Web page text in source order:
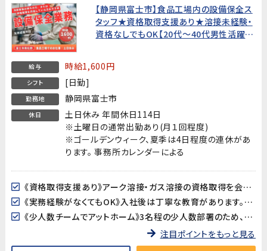
【静岡県富士市】食品工場内の設備保全ス
タッフ★資格取得支援あり★溶接未経験・
資格なしでもOK【20代～40代男性活躍
給与 時給1,600円
シフト [日勤]
勤務地 静岡県富士市
休日
土日休み 年間休日114日
※土曜日の通常出勤あり(月１回程度)
※ゴールデンウィーク、夏季は4日程度の連休があ
ります。 事務所カレンダーによる
《資格取得支援あり》アーク溶接・ガス溶接の資格取得を会社がバックアップ！資格は持っていないけど取りたい方、大歓迎です。40歳以上の方は溶接資格が必須となります。
《実務経験がなくてもOK》入社後は丁寧な教育があります。資格は持っているが実務経験がない方も安心してスタートできます。
《少人数チームでアットホーム》3名程の少人数部署のため、コミュニケーションが取りやすく働きやすい環境です。
注目ポイントをもっと見る